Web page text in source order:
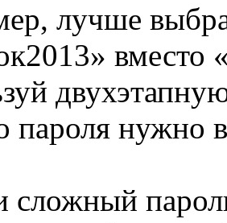
лучше
вместо
пароля нужно
сложный